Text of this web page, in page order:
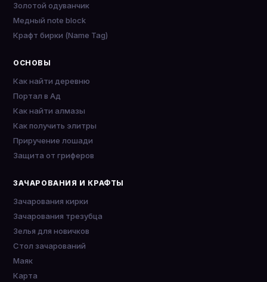
Золотой одуванчик
Медный note block
Крафт бирки (Name Tag)
ОСНОВЫ
Как найти деревню
Портал в Ад
Как найти алмазы
Как получить элитры
Приручение лошади
Защита от гриферов
ЗАЧАРОВАНИЯ И КРАФТЫ
Зачарования кирки
Зачарования трезубца
Зелья для новичков
Стол зачарований
Маяк
Карта